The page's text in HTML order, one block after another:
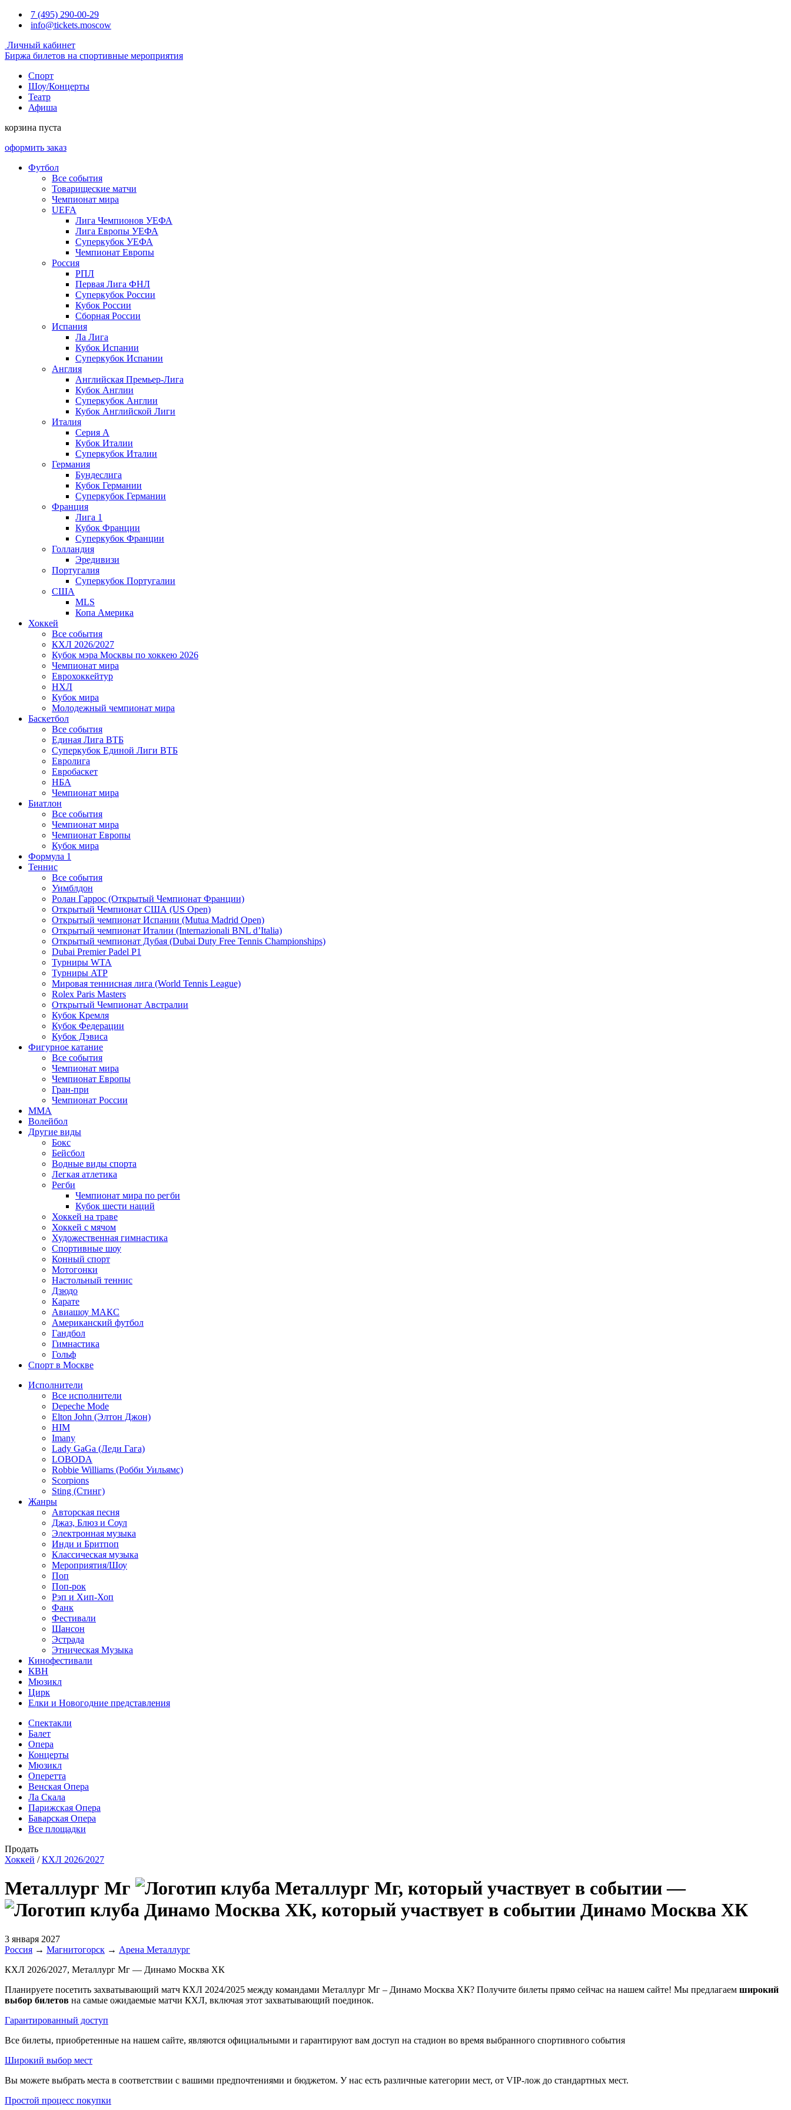
7 (495) 290-00-29
info@tickets.moscow
Личный кабинет
Биржа билетов на спортивные мероприятия
Спорт
Шоу/Концерты
Театр
Афиша
корзина пуста
оформить заказ
Футбол
Все события
Товарищеские матчи
Чемпионат мира
UEFA
Лига Чемпионов УЕФА
Лига Европы УЕФА
Суперкубок УЕФА
Чемпионат Европы
Россия
РПЛ
Первая Лига ФНЛ
Суперкубок России
Кубок России
Сборная России
Испания
Ла Лига
Кубок Испании
Суперкубок Испании
Англия
Английская Премьер-Лига
Кубок Англии
Суперкубок Англии
Кубок Английской Лиги
Италия
Серия А
Кубок Италии
Суперкубок Италии
Германия
Бундеслига
Кубок Германии
Суперкубок Германии
Франция
Лига 1
Кубок Франции
Суперкубок Франции
Голландия
Эредивизи
Португалия
Суперкубок Португалии
США
MLS
Копа Америка
Хоккей
Все события
КХЛ 2026/2027
Кубок мэра Москвы по хоккею 2026
Чемпионат мира
Еврохоккейтур
НХЛ
Кубок мира
Молодежный чемпионат мира
Баскетбол
Все события
Единая Лига ВТБ
Суперкубок Единой Лиги ВТБ
Евролига
Евробаскет
НБА
Чемпионат мира
Биатлон
Все события
Чемпионат мира
Чемпионат Европы
Кубок мира
Формула 1
Теннис
Все события
Уимблдон
Ролан Гаррос (Открытый Чемпионат Франции)
Открытый Чемпионат США (US Open)
Открытый чемпионат Испании (Mutua Madrid Open)
Открытый чемпионат Италии (Internazionali BNL d’Italia)
Открытый чемпионат Дубая (Dubai Duty Free Tennis Championships)
Dubai Premier Padel P1
Турниры WTA
Турниры ATP
Мировая теннисная лига (World Tennis League)
Rolex Paris Masters
Открытый Чемпионат Австралии
Кубок Кремля
Кубок Федерации
Кубок Дэвиса
Фигурное катание
Все события
Чемпионат мира
Чемпионат Европы
Гран-при
Чемпионат России
MMA
Волейбол
Другие виды
Бокс
Бейсбол
Водные виды спорта
Легкая атлетика
Регби
Чемпионат мира по регби
Кубок шести наций
Хоккей на траве
Хоккей с мячом
Художественная гимнастика
Спортивные шоу
Конный спорт
Мотогонки
Настольный теннис
Дзюдо
Карате
Авиашоу МАКС
Американский футбол
Гандбол
Гимнастика
Гольф
Спорт в Москве
Исполнители
Все исполнители
Depeche Mode
Elton John (Элтон Джон)
HIM
Imany
Lady GaGa (Леди Гага)
LOBODA
Robbie Williams (Робби Уильямс)
Scorpions
Sting (Стинг)
Жанры
Авторская песня
Джаз, Блюз и Соул
Электронная музыка
Инди и Бритпоп
Классическая музыка
Мероприятия/Шоу
Поп
Поп-рок
Рэп и Хип-Хоп
Фанк
Фестивали
Шансон
Эстрада
Этническая Музыка
Кинофестивали
КВН
Мюзикл
Цирк
Елки и Новогодние представления
Спектакли
Балет
Опера
Концерты
Мюзикл
Оперетта
Венская Опера
Ла Скала
Парижская Опера
Баварская Опера
Все площадки
Продать
Хоккей /КХЛ 2026/2027
Металлург Мг
—
Динамо Москва ХК
3 января 2027
Россия → Магнитогорск → Арена Металлург
КХЛ 2026/2027, Металлург Мг — Динамо Москва ХК
Планируете посетить захватывающий матч КХЛ 2024/2025 между командами Металлург Мг – Динамо Москва ХК? Получите билеты прямо сейчас на нашем сайте! Мы предлагаем широкий
выбор билетов на самые ожидаемые матчи КХЛ, включая этот захватывающий поединок.
Гарантированный доступ
Все билеты, приобретенные на нашем сайте, являются официальными и гарантируют вам доступ на стадион во время выбранного спортивного события
Широкий выбор мест
Вы можете выбрать места в соответствии с вашими предпочтениями и бюджетом. У нас есть различные категории мест, от VIP-лож до стандартных мест.
Простой процесс покупки